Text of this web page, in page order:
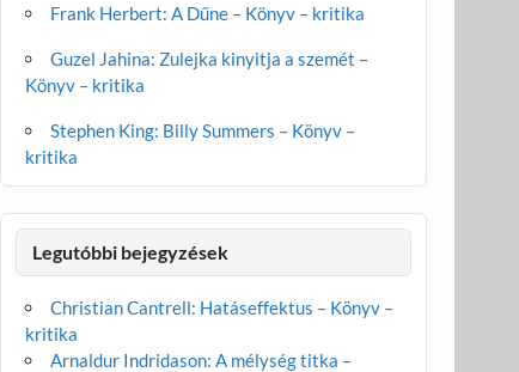
Frank Herbert: A Dűne – Könyv – kritika
Guzel Jahina: Zulejka kinyitja a szemét –
Könyv – kritika
Stephen King: Billy Summers – Könyv –
kritika
Legutóbbi bejegyzések
Christian Cantrell: Hatáseffektus – Könyv –
kritika
Arnaldur Indridason: A mélység titka –